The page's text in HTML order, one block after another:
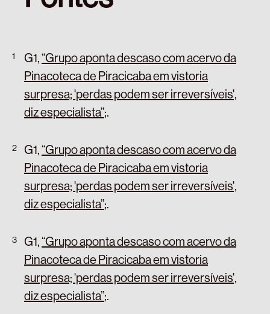
G1,“Grupo aponta descaso com acervo da
Pinacoteca de Piracicaba em vistoria
surpresa; 'perdas podem ser irreversíveis',
diz especialista”;.
G1,“Grupo aponta descaso com acervo da
Pinacoteca de Piracicaba em vistoria
surpresa; 'perdas podem ser irreversíveis',
diz especialista”;.
G1,“Grupo aponta descaso com acervo da
Pinacoteca de Piracicaba em vistoria
surpresa; 'perdas podem ser irreversíveis',
diz especialista”;.